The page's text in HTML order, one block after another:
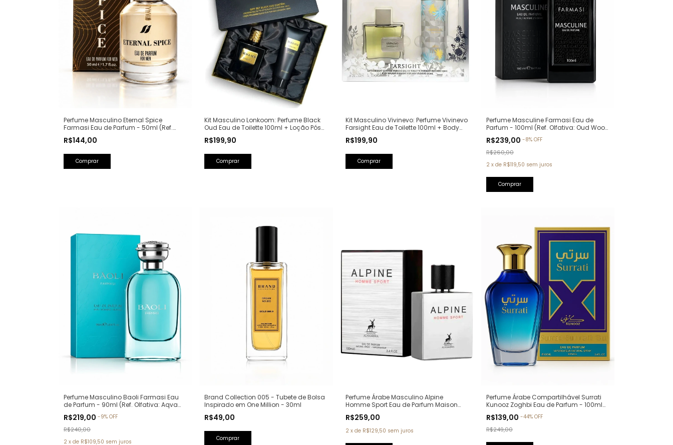
Perfume Masculino Eternal Spice
Farmasi Eau de Parfum - 50ml (Ref.
R$144,00
Kit Masculino Lonkoom: Perfume Black
Oud Eau de Toilette 100ml + Loção Pós
R$199,90
Kit Masculino Vivinevo: Perfume Vivinevo
Farsight Eau de Toilette 100ml + Body
R$199,90
Perfume Masculine Farmasi Eau de
Parfum - 100ml (Ref. Olfativa: Oud Wood
R$239,00 -8% OFF
R$260,00
2 x de R$119,50 sem juros
Perfume Masculino Baoli Farmasi Eau
de Parfum - 90ml (Ref. Olfativa: Aqva
R$219,00 -9% OFF
R$240,00
2 x de R$109,50 sem juros
Brand Collection 005 - Tubete de Bolsa
Inspirado em One Million - 30ml
R$49,00
Perfume Árabe Masculino Alpine
Homme Sport Eau de Parfum Maison
Homme Sport Chanel)
R$259,00
2 x de R$129,50 sem juros
Perfume Árabe Compartilhável Surrati
Kunooz Zoghbi Eau de Parfum - 100ml
R$139,00 -44% OFF
R$249,00